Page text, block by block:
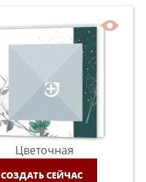
Цветочная
СОЗДАТЬ СЕЙЧАС